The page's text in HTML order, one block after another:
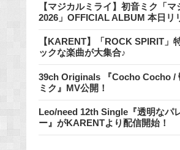
【マジカルミライ】初音ミク「マ
2026」OFFICIAL ALBUM 本日リ
【KARENT】「ROCK SPIRIT」
ックな楽曲が大集合♪
39ch Originals 『Cocho Cocho /
ミク』MV公開！
Leo/need 12th Single『透明なパ
ー』がKARENTより配信開始！